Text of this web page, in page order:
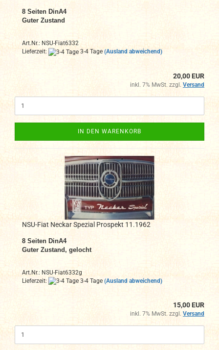
8 Seiten DinA4
Guter Zustand
Art.Nr.: NSU-Fiat6332
Lieferzeit:
3-4 Tage (Ausland abweichend)
20,00 EUR
inkl. 7% MwSt. zzgl. Versand
IN DEN WARENKORB
NSU-Fiat Neckar Spezial Prospekt 11.1962
8 Seiten DinA4
Guter Zustand, gelocht
Art.Nr.: NSU-Fiat6332g
Lieferzeit:
3-4 Tage (Ausland abweichend)
15,00 EUR
inkl. 7% MwSt. zzgl. Versand